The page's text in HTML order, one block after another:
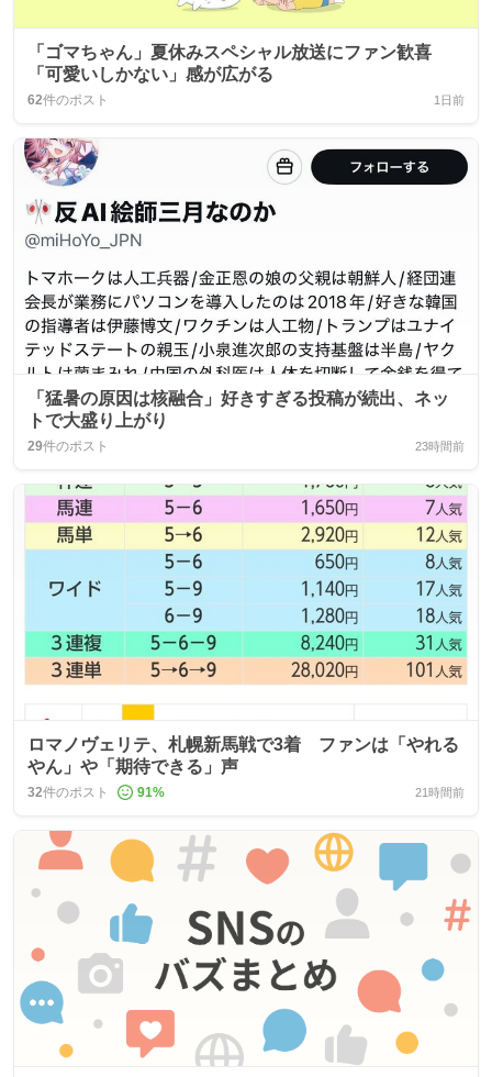
「ゴマちゃん」夏休みスペシャル放送にファン歓喜
「可愛いしかない」感が広がる
62件のポスト 1日前
「猛暑の原因は核融合」好きすぎる投稿が続出、ネッ
トで大盛り上がり
29件のポスト 23時間前
ロマノヴェリテ、札幌新馬戦で3着 ファンは「やれる
やん」や「期待できる」声
32件のポスト 91% 21時間前